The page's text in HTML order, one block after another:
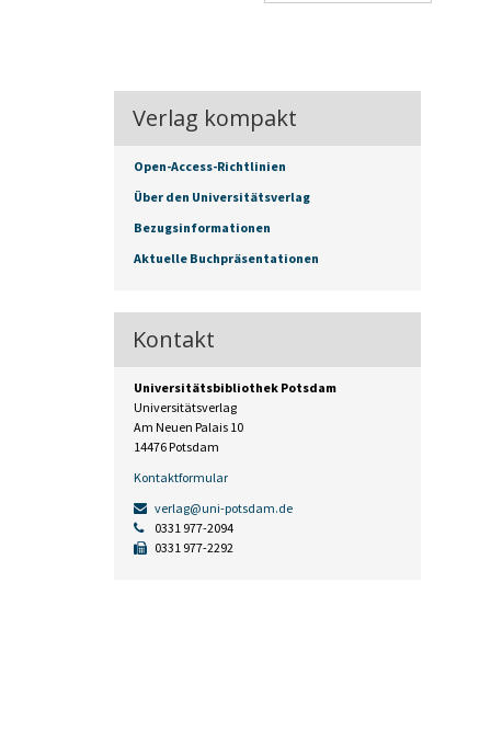
Verlag kompakt
Open-Access-Richtlinien
Über den Universitätsverlag
Bezugsinformationen
Aktuelle Buchpräsentationen
Kontakt
Universitätsbibliothek Potsdam
Universitätsverlag
Am Neuen Palais 10
14476 Potsdam
Kontaktformular
verlag@uni-potsdam.de
0331 977-2094
0331 977-2292